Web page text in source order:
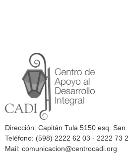
Dirección: Capitán Tula 5150 esq. San
Teléfono: (598) 2222 62 03 - 2222 73
Mail: comunicacion@centrocadi.org